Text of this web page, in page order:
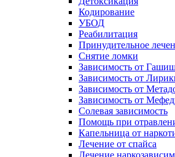
Кодирование
УБОД
Реабилитация
Принудительное
Снятие ломки
Зависимость от
Зависимость от
Зависимость от
Зависимость от
Солевая зависимость
Помощь при
Капельница от
Лечение от спайса
Лечение